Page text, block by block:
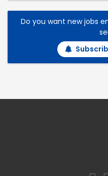
Do you want new jobs